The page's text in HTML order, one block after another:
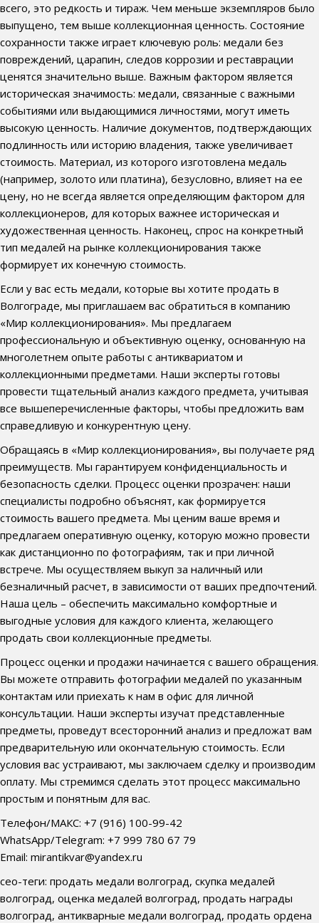
всего, это редкость и тираж. Чем меньше экземпляров было
выпущено, тем выше коллекционная ценность. Состояние
сохранности также играет ключевую роль: медали без
повреждений, царапин, следов коррозии и реставрации
ценятся значительно выше. Важным фактором является
историческая значимость: медали, связанные с важными
событиями или выдающимися личностями, могут иметь
высокую ценность. Наличие документов, подтверждающих
подлинность или историю владения, также увеличивает
стоимость. Материал, из которого изготовлена медаль
(например, золото или платина), безусловно, влияет на ее
цену, но не всегда является определяющим фактором для
коллекционеров, для которых важнее историческая и
художественная ценность. Наконец, спрос на конкретный
тип медалей на рынке коллекционирования также
формирует их конечную стоимость.
Если у вас есть медали, которые вы хотите продать в
Волгограде, мы приглашаем вас обратиться в компанию
«Мир коллекционирования». Мы предлагаем
профессиональную и объективную оценку, основанную на
многолетнем опыте работы с антиквариатом и
коллекционными предметами. Наши эксперты готовы
провести тщательный анализ каждого предмета, учитывая
все вышеперечисленные факторы, чтобы предложить вам
справедливую и конкурентную цену.
Обращаясь в «Мир коллекционирования», вы получаете ряд
преимуществ. Мы гарантируем конфиденциальность и
безопасность сделки. Процесс оценки прозрачен: наши
специалисты подробно объяснят, как формируется
стоимость вашего предмета. Мы ценим ваше время и
предлагаем оперативную оценку, которую можно провести
как дистанционно по фотографиям, так и при личной
встрече. Мы осуществляем выкуп за наличный или
безналичный расчет, в зависимости от ваших предпочтений.
Наша цель – обеспечить максимально комфортные и
выгодные условия для каждого клиента, желающего
продать свои коллекционные предметы.
Процесс оценки и продажи начинается с вашего обращения.
Вы можете отправить фотографии медалей по указанным
контактам или приехать к нам в офис для личной
консультации. Наши эксперты изучат представленные
предметы, проведут всесторонний анализ и предложат вам
предварительную или окончательную стоимость. Если
условия вас устраивают, мы заключаем сделку и производим
оплату. Мы стремимся сделать этот процесс максимально
простым и понятным для вас.
Телефон/МАКС: +7 (916) 100-99-42
WhatsApp/Telegram: +7 999 780 67 79
Email: mirantikvar@yandex.ru
сео-теги: продать медали волгоград, скупка медалей
волгоград, оценка медалей волгоград, продать награды
волгоград, антикварные медали волгоград, продать ордена